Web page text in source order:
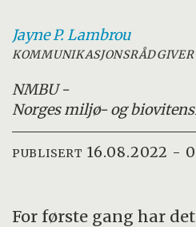
Jayne P.Lambrou
KOMMUNIKASJONSRÅDGIVER
NMBU -
Norges miljø- og
PUBLISERT 16.08.2022 -
For første gang har